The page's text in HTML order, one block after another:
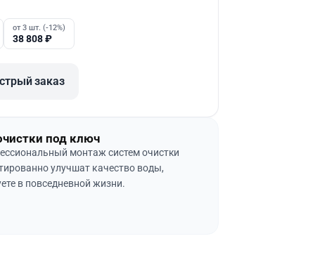
от 3 шт. (-12%)
38 808₽
заказ
под ключ
монтаж систем очистки
улучшат качество воды,
в повседневной жизни.